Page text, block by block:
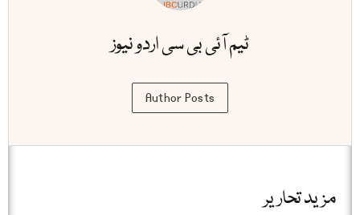
ٹیم آئی بی سی اردو نیوز
Author Posts
مزید تحاریر